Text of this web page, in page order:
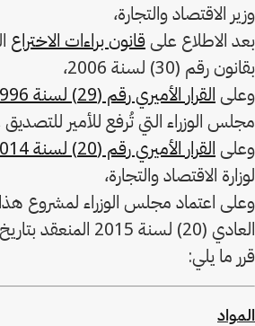
وزير الاقتصاد والتجارة،
بعد الاطلاع علىقانون براءات الاختراع
بقانون رقم (30) لسنة 2006،
وعلى القرار الأميري رقم (29) لسنة 1996
مجلس الوزراء التي تُرفع للأمير للتصديق
وعلى القرار الأميري رقم (20) لسنة 2014
لوزارة الاقتصاد والتجارة،
وعلى اعتماد مجلس الوزراء لمشروع هذا
العادي (20) لسنة 2015 المنعقد بتاريخ 20/5/2015،
قرر ما يلي:
المواد